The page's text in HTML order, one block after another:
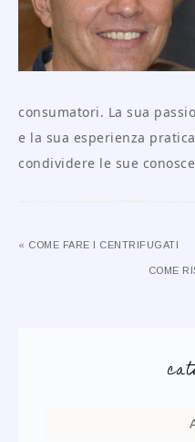
consumatori. La sua
e la sua esperienza
condividere le sue
« COME FARE I CENTRIFUGATI
COME